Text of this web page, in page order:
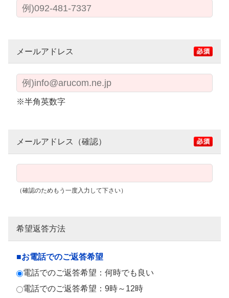
メールアドレス
※半角英数字
メールアドレス（確認）
（確認のためもう一度入力して下さい）
希望返答方法
■お電話でのご返答希望
電話でのご返答希望：何時でも良い
電話でのご返答希望：9時～12時